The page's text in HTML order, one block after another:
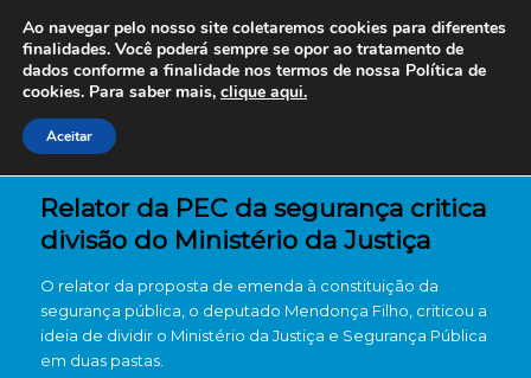
Relator da PEC da segurança critica
divisão do Ministério da Justiça
O relator da proposta de emenda à constituição da
segurança pública, o deputado Mendonça Filho, criticou a
ideia de dividir o Ministério da Justiça e Segurança Pública
em duas pastas.
Ao navegar pelo nosso site coletaremos cookies para diferentes
finalidades. Você poderá sempre se opor ao tratamento de
dados conforme a finalidade nos termos de nossa Política de
cookies. Para saber mais, clique aqui.
Aceitar